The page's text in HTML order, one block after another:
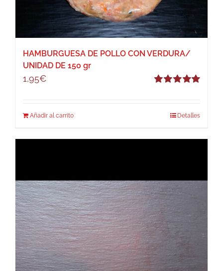
HAMBURGUESA DE POLLO CON VERDURA/
UNIDAD DE 150 gr
1,95€
Añadir al carrito Detalles